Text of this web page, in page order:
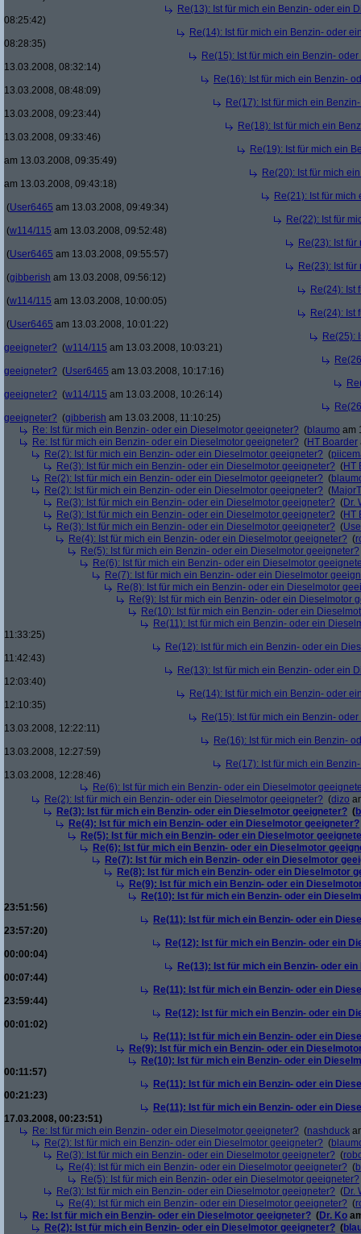
Re(13): Ist für mich ein Benzin- oder ein
08:25:42)
Re(14): Ist für mich ein Benzin- oder
08:28:35)
Re(15): Ist für mich ein Benzin-
13.03.2008, 08:32:14)
Re(16): Ist für mich ein Benzin-
13.03.2008, 08:48:09)
Re(17): Ist für mich ein
13.03.2008, 09:23:44)
Re(18): Ist für mich ein
13.03.2008, 09:33:46)
Re(19): Ist für mich ein
am 13.03.2008, 09:35:49)
Re(20): Ist für mich
am 13.03.2008, 09:43:18)
Re(21): Ist für
(User6465 am 13.03.2008, 09:49:34)
Re(22): Ist für
(w114/115 am 13.03.2008, 09:52:48)
Re(23): Ist
(User6465 am 13.03.2008, 09:55:57)
Re(23): Ist
(gibberish am 13.03.2008, 09:56:12)
Re(24): Ist
(w114/115 am 13.03.2008, 10:00:05)
Re(24): Ist
(User6465 am 13.03.2008, 10:01:22)
Re(25):
geeigneter? (w114/115 am 13.03.2008, 10:03:21)
geeigneter? (User6465 am 13.03.2008, 10:17:16)
geeigneter? (w114/115 am 13.03.2008, 10:26:14)
geeigneter? (gibberish am 13.03.2008, 11:10:25)
Re: Ist für mich ein Benzin- oder ein Dieselmotor geeigneter? (blaumo am
Re: Ist für mich ein Benzin- oder ein Dieselmotor geeigneter? (HT Boarder
Re(2): Ist für mich ein Benzin- oder ein Dieselmotor geeigneter? (
Re(3): Ist für mich ein Benzin- oder ein Dieselmotor geeigneter? (HT
Re(2): Ist für mich ein Benzin- oder ein Dieselmotor geeigneter? (
Re(2): Ist für mich ein Benzin- oder ein Dieselmotor geeigneter? (
Re(3): Ist für mich ein Benzin- oder ein Dieselmotor geeigneter? (Dr.
Re(3): Ist für mich ein Benzin- oder ein Dieselmotor geeigneter? (HT
Re(3): Ist für mich ein Benzin- oder ein Dieselmotor geeigneter? (
Re(4): Ist für mich ein Benzin- oder ein Dieselmotor geeigneter? (
Re(5): Ist für mich ein Benzin- oder ein Dieselmotor geeigneter?
Re(6): Ist für mich ein Benzin- oder ein Dieselmotor
Re(7): Ist für mich ein Benzin- oder ein Dieselmotor
Re(8): Ist für mich ein Benzin- oder ein Dieselmotor
Re(9): Ist für mich ein Benzin- oder ein Dieselmotor
Re(10): Ist für mich ein Benzin- oder ein
Re(11): Ist für mich ein Benzin- oder ein
11:33:25)
Re(12): Ist für mich ein Benzin- oder ein
11:42:43)
Re(13): Ist für mich ein Benzin- oder ein
12:03:40)
Re(14): Ist für mich ein Benzin- oder
12:10:35)
Re(15): Ist für mich ein Benzin-
13.03.2008, 12:22:11)
Re(16): Ist für mich ein Benzin-
13.03.2008, 12:27:59)
Re(17): Ist für mich ein
13.03.2008, 12:28:46)
Re(6): Ist für mich ein Benzin- oder ein Dieselmotor
Re(2): Ist für mich ein Benzin- oder ein Dieselmotor geeigneter? (dizo
Re(3): Ist für mich ein Benzin- oder ein Dieselmotor geeigneter? (
Re(4): Ist für mich ein Benzin- oder ein Dieselmotor geeigneter?
Re(5): Ist für mich ein Benzin- oder ein Dieselmotor
Re(6): Ist für mich ein Benzin- oder ein Dieselmotor
Re(7): Ist für mich ein Benzin- oder ein Dieselmotor
Re(8): Ist für mich ein Benzin- oder ein Dieselmotor
Re(9): Ist für mich ein Benzin- oder ein
Re(10): Ist für mich ein Benzin- oder ein
23:51:56)
Re(11): Ist für mich ein Benzin- oder ein
23:57:20)
Re(12): Ist für mich ein Benzin- oder ein
00:00:04)
Re(13): Ist für mich ein Benzin- oder
00:07:44)
Re(11): Ist für mich ein Benzin- oder ein
23:59:44)
Re(12): Ist für mich ein Benzin- oder ein
00:01:02)
Re(11): Ist für mich ein Benzin- oder ein
Re(9): Ist für mich ein Benzin- oder ein
Re(10): Ist für mich ein Benzin- oder ein
00:11:57)
Re(11): Ist für mich ein Benzin- oder ein
00:21:23)
Re(11): Ist für mich ein Benzin- oder ein
17.03.2008, 00:23:51)
Re: Ist für mich ein Benzin- oder ein Dieselmotor geeigneter? (nashduck
Re(2): Ist für mich ein Benzin- oder ein Dieselmotor geeigneter? (
Re(3): Ist für mich ein Benzin- oder ein Dieselmotor geeigneter? (
Re(4): Ist für mich ein Benzin- oder ein Dieselmotor geeigneter? (
Re(5): Ist für mich ein Benzin- oder ein Dieselmotor geeigneter?
Re(3): Ist für mich ein Benzin- oder ein Dieselmotor geeigneter? (Dr.
Re(4): Ist für mich ein Benzin- oder ein Dieselmotor geeigneter? (
Re: Ist für mich ein Benzin- oder ein Dieselmotor geeigneter? (Dr. Ko
Re(2): Ist für mich ein Benzin- oder ein Dieselmotor geeigneter? (